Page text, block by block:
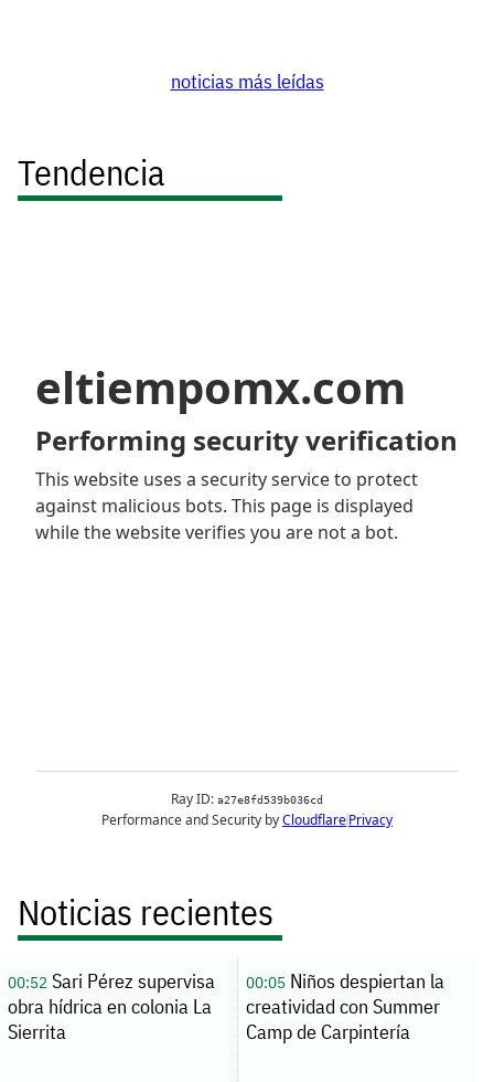
noticias más leídas
Tendencia
Noticias recientes
00:52Sari Pérez supervisa
obra hídrica en colonia La
Sierrita
00:05Niños despiertan la
creatividad con Summer
Camp de Carpintería